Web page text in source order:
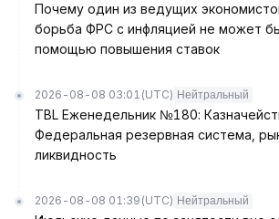
Почему один из ведущих
борьба ФРС с инфляцией не может
помощью повышения ставок
2026-08-08 03:01 (UTC) Нейтральный
TBL Еженедельник №180:
Федеральная резервная система,
ликвидность
2026-08-08 01:39 (UTC) Нейтральный